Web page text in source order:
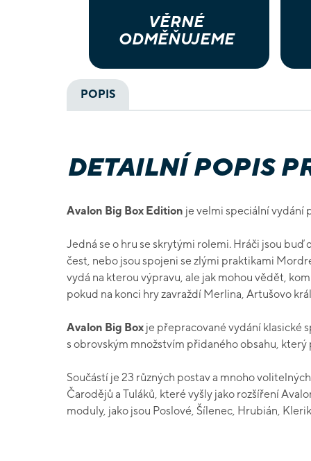
VĚRNÉ
ODMĚŇUJEME
POPIS
DETAILNÍ POPIS
Avalon Big Box Edition je velmi speciální vydání
Jedná se o hru se skrytými rolemi. Hráči jsou
čest, nebo jsou spojeni se zlými praktikami
vydá na kterou výpravu, ale jak mohou vědět,
pokud na konci hry zavraždí Merlina, Artušovo
Avalon Big Box je přepracované vydání klasické
s obrovským množstvím přidaného obsahu,
Součástí je 23 různých postav a mnoho
Čarodějů a Tuláků, které vyšly jako rozšíření
moduly, jako jsou Poslové, Šílenec, Hrubián,